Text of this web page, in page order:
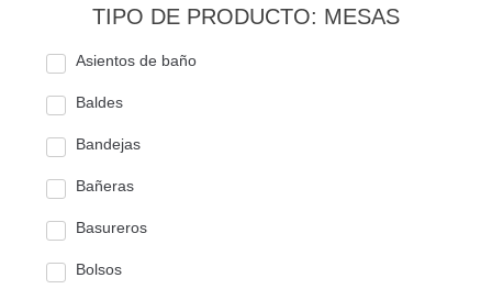
TIPO DE PRODUCTO: MESAS
Asientos de baño
Baldes
Bandejas
Bañeras
Basureros
Bolsos